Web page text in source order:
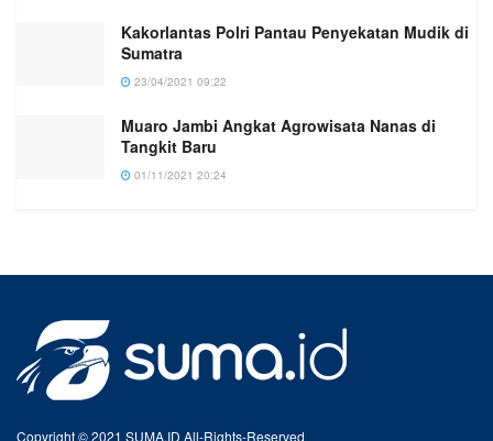
Kakorlantas Polri Pantau Penyekatan Mudik di
Sumatra
23/04/2021 09:22
Muaro Jambi Angkat Agrowisata Nanas di
Tangkit Baru
01/11/2021 20:24
Copyright © 2021 SUMA.ID All-Rights-Reserved